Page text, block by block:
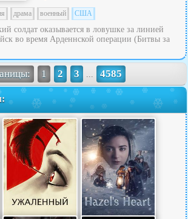
драма военный США
солдат оказывается в ловушке за линией
во время Арденнской операции (Битвы за
1 2 3 ... 4585